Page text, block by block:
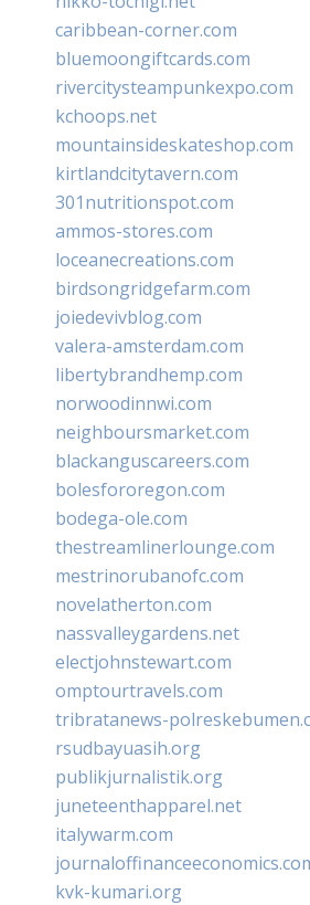
caribbean-corner.com
bluemoongiftcards.com
rivercitysteampunkexpo.com
kchoops.net
mountainsideskateshop.com
kirtlandcitytavern.com
301nutritionspot.com
ammos-stores.com
loceanecreations.com
birdsongridgefarm.com
joiedevivblog.com
valera-amsterdam.com
libertybrandhemp.com
norwoodinnwi.com
neighboursmarket.com
blackanguscareers.com
bolesfororegon.com
bodega-ole.com
thestreamlinerlounge.com
mestrinorubanofc.com
novelatherton.com
nassvalleygardens.net
electjohnstewart.com
omptourtravels.com
tribratanews-
rsudbayuasih.org
publikjurnalistik.org
juneteenthapparel.net
italywarm.com
kvk-kumari.org